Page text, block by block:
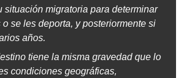
migratoria para determinar
se les deporta, y posteriormente si
años.
tiene la misma gravedad que lo
condiciones geográficas,